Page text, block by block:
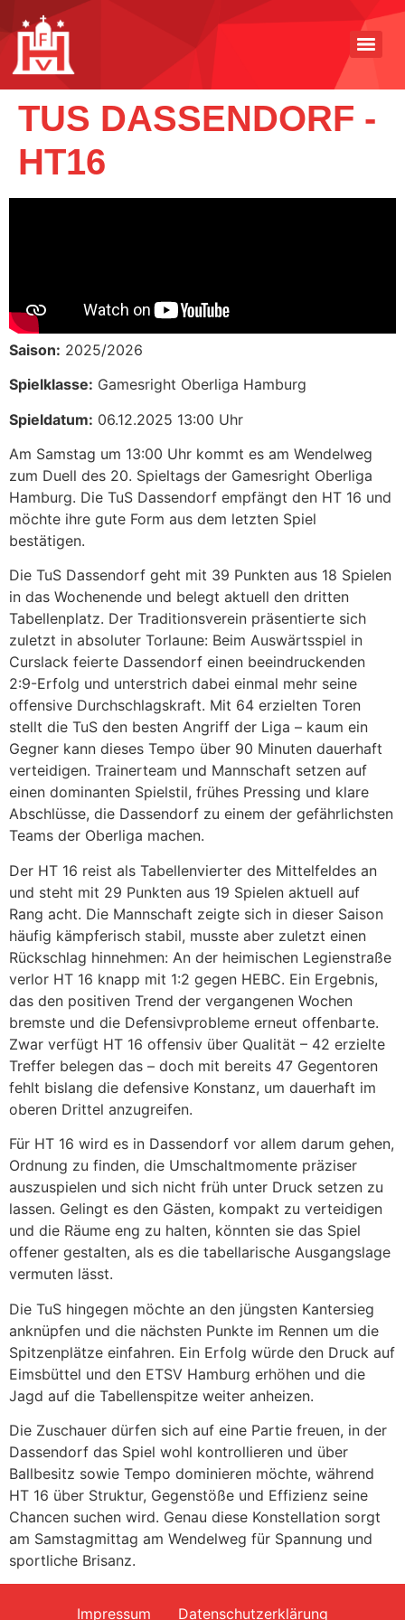
TUS DASSENDORF -
HT16
Saison: 2025/2026
Spielklasse: Gamesright Oberliga Hamburg
Spieldatum: 06.12.2025 13:00 Uhr
Am Samstag um 13:00 Uhr kommt es am Wendelweg
zum Duell des 20. Spieltags der Gamesright Oberliga
Hamburg. Die TuS Dassendorf empfängt den HT 16 und
möchte ihre gute Form aus dem letzten Spiel
bestätigen.
Die TuS Dassendorf geht mit 39 Punkten aus 18 Spielen
in das Wochenende und belegt aktuell den dritten
Tabellenplatz. Der Traditionsverein präsentierte sich
zuletzt in absoluter Torlaune: Beim Auswärtsspiel in
Curslack feierte Dassendorf einen beeindruckenden
2:9-Erfolg und unterstrich dabei einmal mehr seine
offensive Durchschlagskraft. Mit 64 erzielten Toren
stellt die TuS den besten Angriff der Liga – kaum ein
Gegner kann dieses Tempo über 90 Minuten dauerhaft
verteidigen. Trainerteam und Mannschaft setzen auf
einen dominanten Spielstil, frühes Pressing und klare
Abschlüsse, die Dassendorf zu einem der gefährlichsten
Teams der Oberliga machen.
Der HT 16 reist als Tabellenvierter des Mittelfeldes an
und steht mit 29 Punkten aus 19 Spielen aktuell auf
Rang acht. Die Mannschaft zeigte sich in dieser Saison
häufig kämpferisch stabil, musste aber zuletzt einen
Rückschlag hinnehmen: An der heimischen Legienstraße
verlor HT 16 knapp mit 1:2 gegen HEBC. Ein Ergebnis,
das den positiven Trend der vergangenen Wochen
bremste und die Defensivprobleme erneut offenbarte.
Zwar verfügt HT 16 offensiv über Qualität – 42 erzielte
Treffer belegen das – doch mit bereits 47 Gegentoren
fehlt bislang die defensive Konstanz, um dauerhaft im
oberen Drittel anzugreifen.
Für HT 16 wird es in Dassendorf vor allem darum gehen,
Ordnung zu finden, die Umschaltmomente präziser
auszuspielen und sich nicht früh unter Druck setzen zu
lassen. Gelingt es den Gästen, kompakt zu verteidigen
und die Räume eng zu halten, könnten sie das Spiel
offener gestalten, als es die tabellarische Ausgangslage
vermuten lässt.
Die TuS hingegen möchte an den jüngsten Kantersieg
anknüpfen und die nächsten Punkte im Rennen um die
Spitzenplätze einfahren. Ein Erfolg würde den Druck auf
Eimsbüttel und den ETSV Hamburg erhöhen und die
Jagd auf die Tabellenspitze weiter anheizen.
Die Zuschauer dürfen sich auf eine Partie freuen, in der
Dassendorf das Spiel wohl kontrollieren und über
Ballbesitz sowie Tempo dominieren möchte, während
HT 16 über Struktur, Gegenstöße und Effizienz seine
Chancen suchen wird. Genau diese Konstellation sorgt
am Samstagmittag am Wendelweg für Spannung und
sportliche Brisanz.
Impressum Datenschutzerklärung